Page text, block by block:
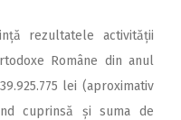
rezultatele activității
Române din anul
lei (aproximativ
cuprinsă și suma de